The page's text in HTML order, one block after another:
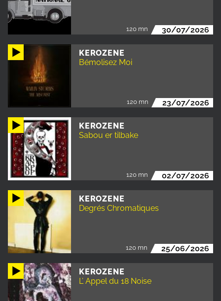
120 mn 30/07/2026
KEROZENE
Bémolisez Moi
120 mn 23/07/2026
KEROZENE
Sabou er tilbake
120 mn 02/07/2026
KEROZENE
Degrés Chromatiques
120 mn 25/06/2026
KEROZENE
L’ Appel du 18 Noise